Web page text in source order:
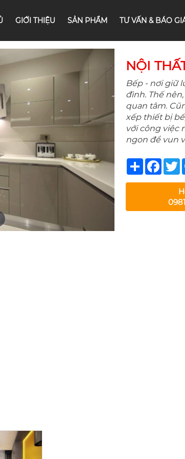
GIỚI THIỆU SẢN PHẨM TƯ VẤN & BÁO
NỘI
Bếp - nơi giữ
đình. Thế
quan tâm.
xếp thiết bị
với công việc
ngon để vun
Share